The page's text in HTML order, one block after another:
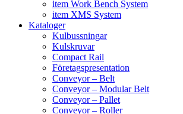
item Work Bench System
item XMS System
Kataloger
Kulbussningar
Kulskruvar
Compact Rail
Företagspresentation
Conveyor – Belt
Conveyor – Modular Belt
Conveyor – Pallet
Conveyor – Roller